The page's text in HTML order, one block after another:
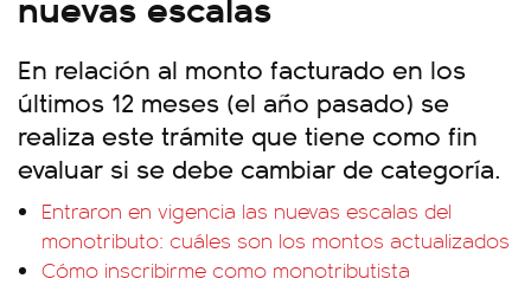
En relación al monto facturado en los
últimos 12 meses (el año pasado) se
realiza este trámite que tiene como fin
evaluar si se debe cambiar de categoría.
Entraron en vigencia las nuevas escalas del
monotributo: cuáles son los montos actualizados
Cómo inscribirme como monotributista